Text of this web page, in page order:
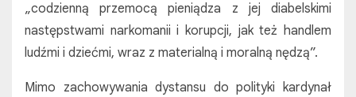
„codzienną przemocą pieniądza z jej diabelskimi
następstwami narkomanii i korupcji, jak też handlem
ludźmi i dziećmi, wraz z materialną i moralną nędzą”.
Mimo zachowywania dystansu do polityki kardynał